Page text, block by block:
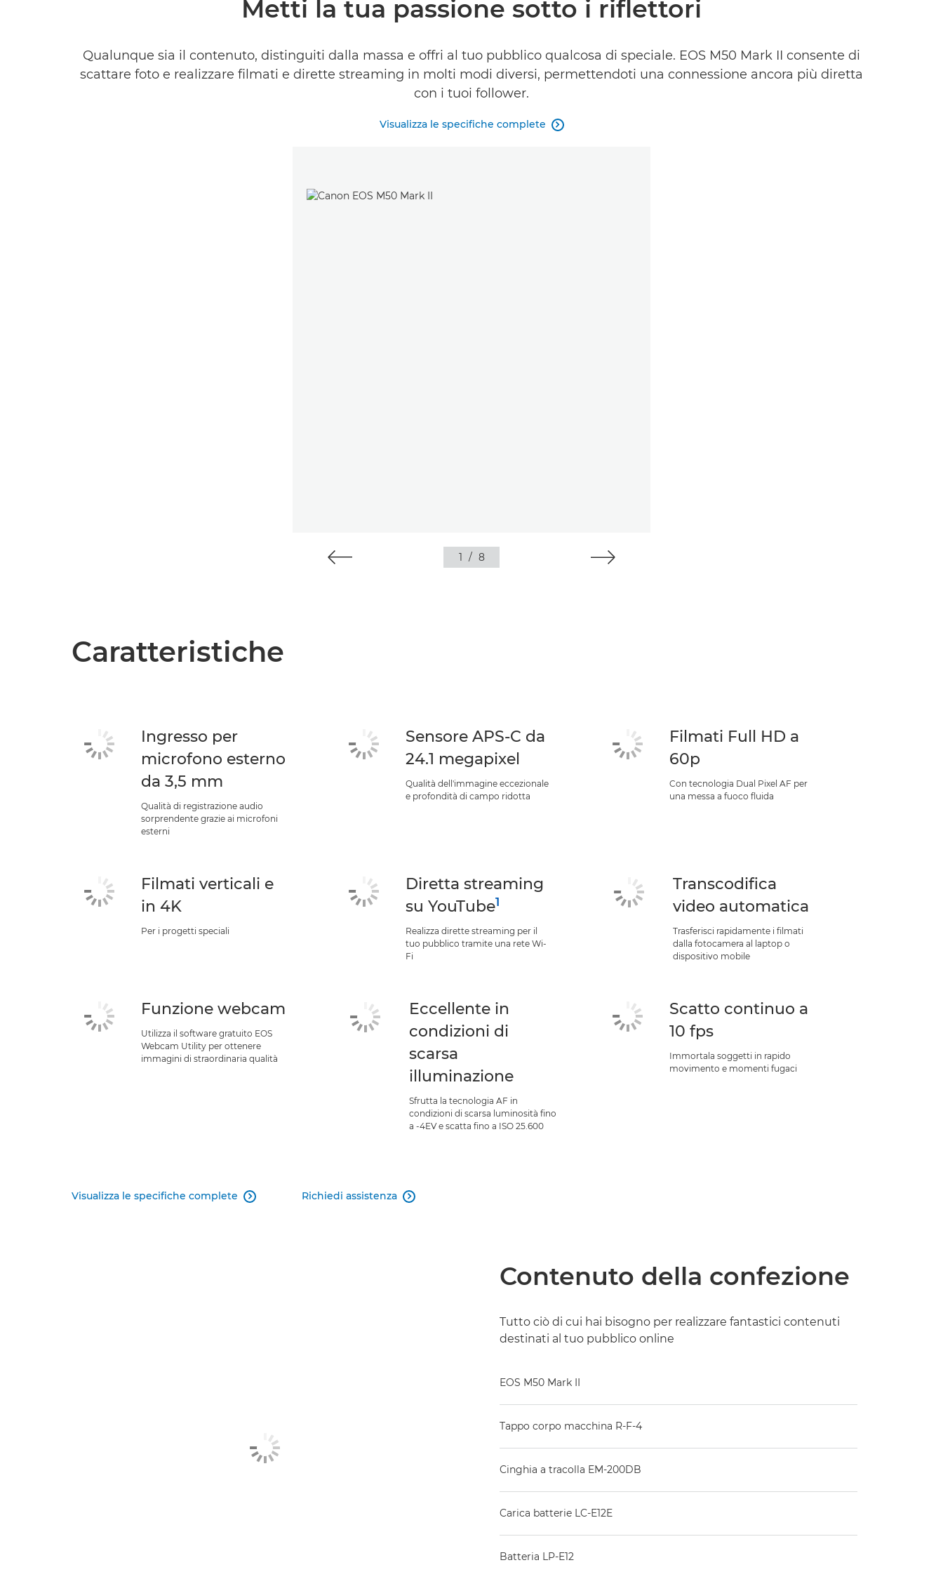
Metti la tua passione sotto i riflettori
Qualunque sia il contenuto, distinguiti dalla massa e offri al tuo pubblico qualcosa di speciale. EOS M50 Mark II consente di
scattare foto e realizzare filmati e dirette streaming in molti modi diversi, permettendoti una connessione ancora più diretta
con i tuoi follower.
Visualizza le specifiche complete 
1 / 8
Caratteristiche
Ingresso per
microfono esterno
da 3,5 mm
Qualità di registrazione audio
sorprendente grazie ai microfoni
esterni
Sensore APS-C da
24.1 megapixel
Qualità dell'immagine eccezionale
e profondità di campo ridotta
Filmati Full HD a
60p
Con tecnologia Dual Pixel AF per
una messa a fuoco fluida
Filmati verticali e
in 4K
Per i progetti speciali
Diretta streaming
su YouTube1
Realizza dirette streaming per il
tuo pubblico tramite una rete Wi-
Fi
Transcodifica
video automatica
Trasferisci rapidamente i filmati
dalla fotocamera al laptop o
dispositivo mobile
Funzione webcam
Utilizza il software gratuito EOS
Webcam Utility per ottenere
immagini di straordinaria qualità
Eccellente in
condizioni di
scarsa
illuminazione
Sfrutta la tecnologia AF in
condizioni di scarsa luminosità fino
a -4EV e scatta fino a ISO 25.600
Scatto continuo a
10 fps
Immortala soggetti in rapido
movimento e momenti fugaci
Visualizza le specifiche complete  Richiedi assistenza 
Contenuto della confezione
Tutto ciò di cui hai bisogno per realizzare fantastici contenuti
destinati al tuo pubblico online
EOS M50 Mark II
Tappo corpo macchina R-F-4
Cinghia a tracolla EM-200DB
Carica batterie LC-E12E
Batteria LP-E12